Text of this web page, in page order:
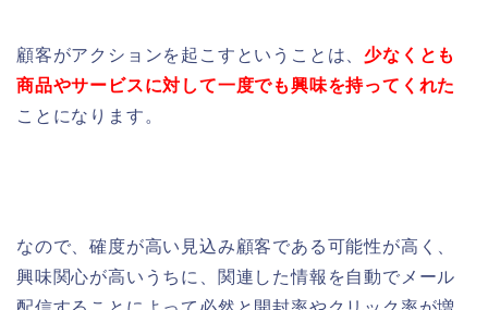
顧客がアクションを起こすということは、少なくとも
商品やサービスに対して一度でも興味を持ってくれた
こと になります。
なので、確度が高い見込み顧客である可能性が高く、
興味関心が高いうちに、関連した情報を自動でメール